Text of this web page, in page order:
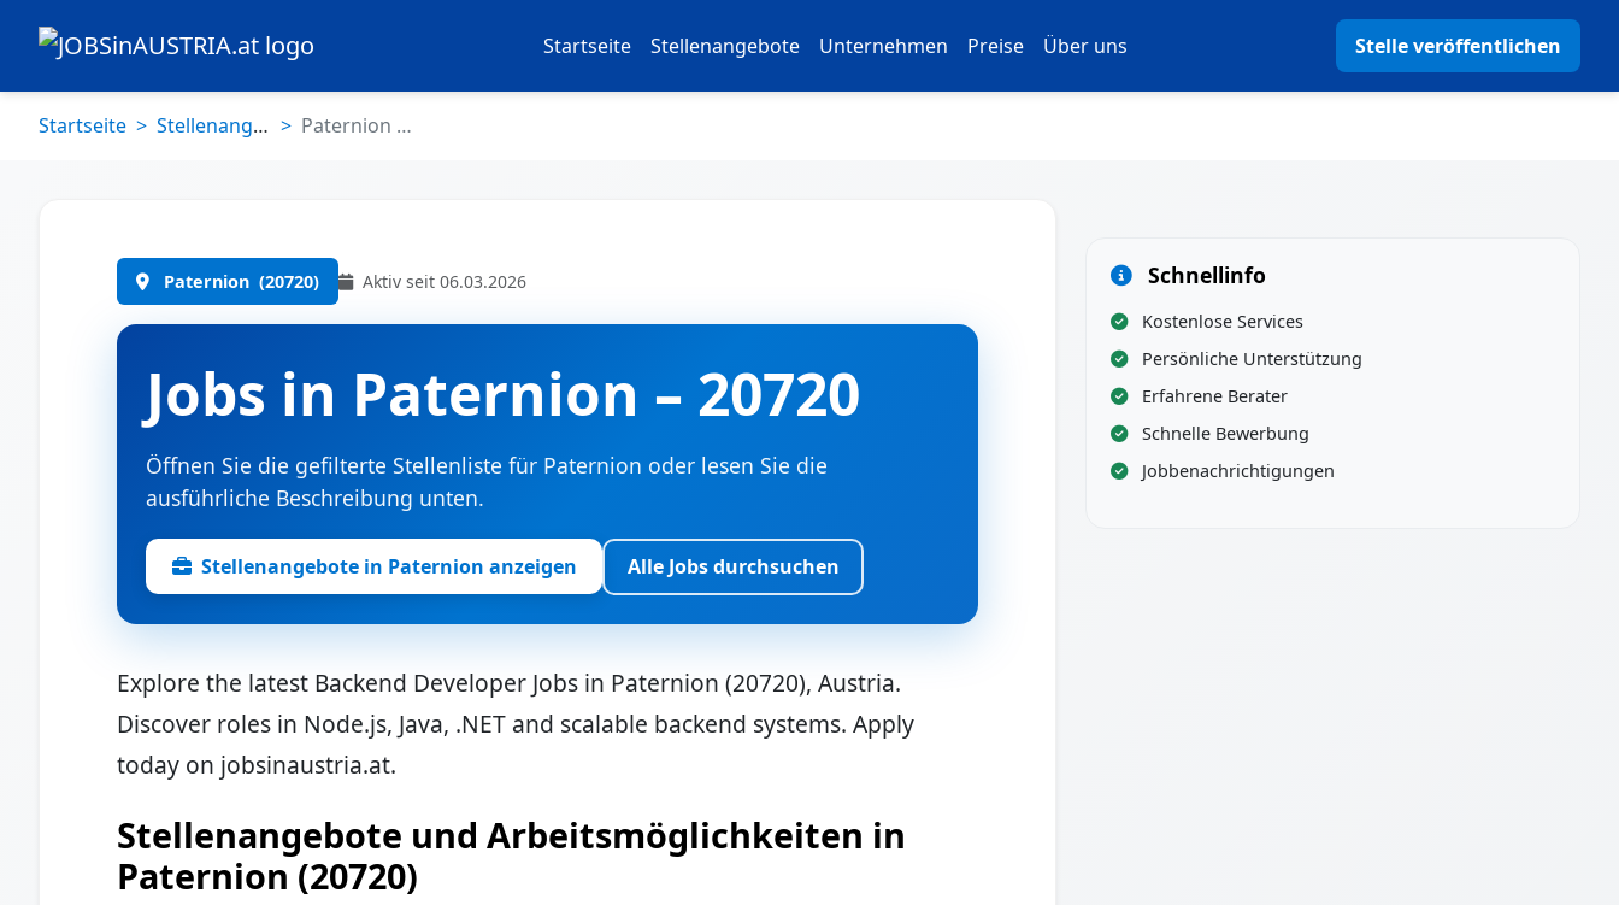
Startseite Stellenangebote Unternehmen Preise Über uns Stelle veröffentlichen
Startseite Stellenangebote Paternion (20720)
Paternion (20720) Aktiv seit 06.03.2026
Jobs in Paternion – 20720
Öffnen Sie die gefilterte Stellenliste für Paternion oder lesen Sie die
ausführliche Beschreibung unten.
Stellenangebote in Paternion anzeigen Alle Jobs durchsuchen
Explore the latest Backend Developer Jobs in Paternion (20720), Austria.
Discover roles in Node.js, Java, .NET and scalable backend systems. Apply
today on jobsinaustria.at.
Stellenangebote und Arbeitsmöglichkeiten in
Paternion (20720)
Schnellinfo
Kostenlose Services
Persönliche Unterstützung
Erfahrene Berater
Schnelle Bewerbung
Jobbenachrichtigungen